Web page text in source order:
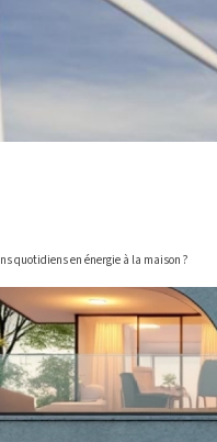
quotidiens en énergie à la maison ?